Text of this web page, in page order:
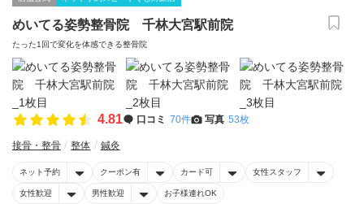
めいてる姿勢整骨院 千林大宮駅前院
たった1回で変化を体感できる整骨院
4.81 口コミ 70件 写真 53枚
接骨・整骨 整体 鍼灸
ネット予約 クーポン有 カード可 女性スタッフ
女性歓迎 男性歓迎 お子様連れOK